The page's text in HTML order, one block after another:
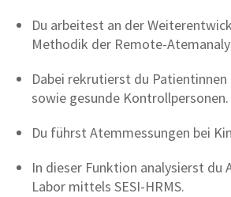
Du arbeitest an der
Methodik der Remote-
Dabei rekrutierst du
sowie gesunde Kontrollpersonen.
Du führst Atemmessungen bei
In dieser Funktion analysierst du
Labor mittels SESI-HRMS.